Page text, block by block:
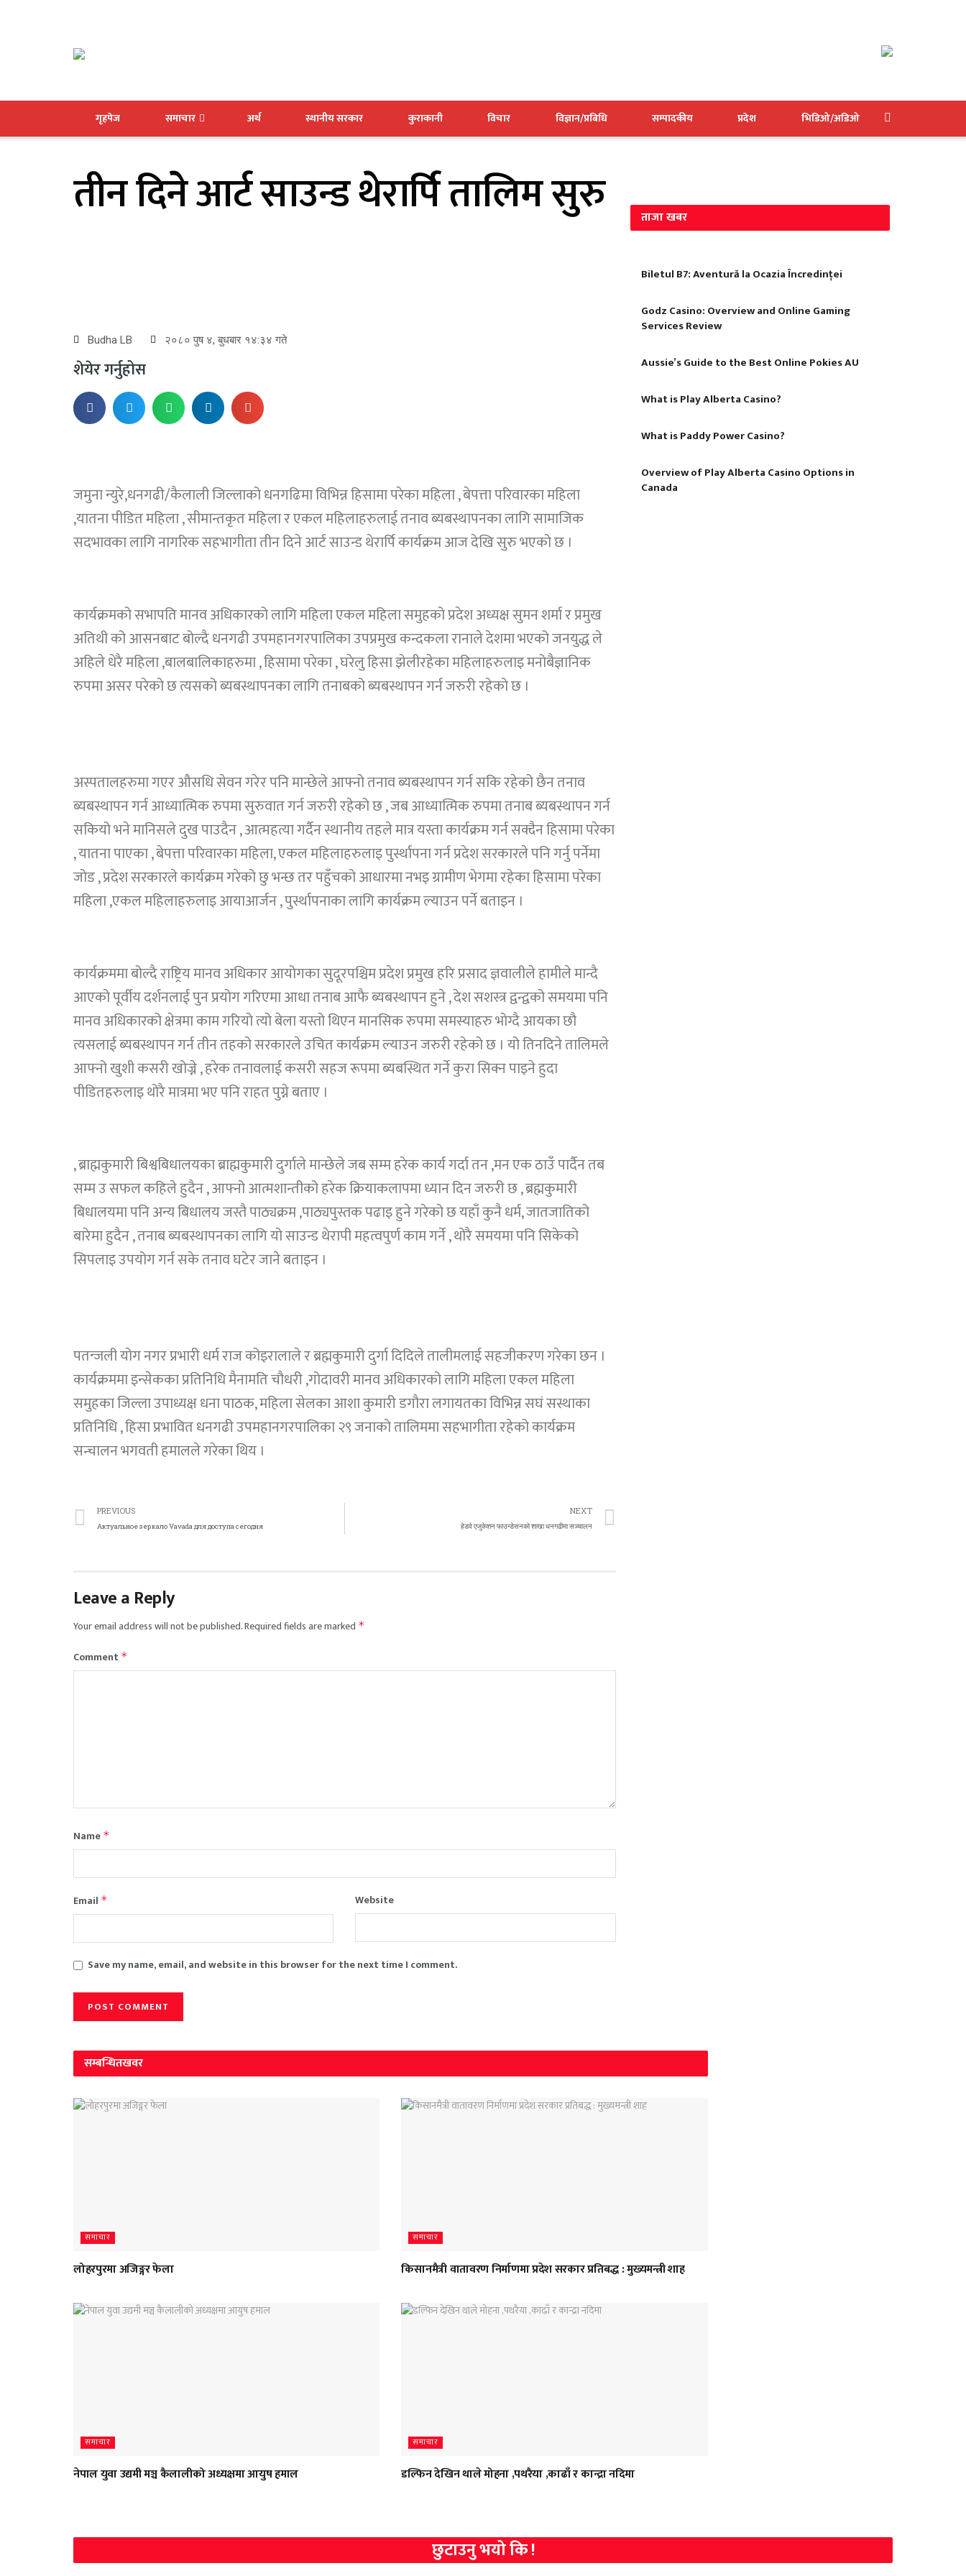
गृहपेज समाचार अर्थ स्थानीय सरकार कुराकानी विचार विज्ञान/प्रबिधि सम्पादकीय प्रदेश भिडिओ/अडिओ
तीन दिने आर्ट साउन्ड थेरार्पि तालिम सुरु
Budha LB २०८० पुष ४, बुधबार १४:३४ गते
शेयेर गर्नुहोस
जमुना न्युरे,धनगढी/कैलाली जिल्लाको धनगढिमा विभिन्न हिसामा परेका महिला , बेपत्ता परिवारका महिला
,यातना पीडित महिला , सीमान्तकृत महिला र एकल महिलाहरुलाई तनाव ब्यबस्थापनका लागि सामाजिक
सदभावका लागि नागरिक सहभागीता तीन दिने आर्ट साउन्ड थेरार्पि कार्यक्रम आज देखि सुरु भएको छ ।
कार्यक्रमको सभापति मानव अधिकारको लागि महिला एकल महिला समुहको प्रदेश अध्यक्ष सुमन शर्मा र प्रमुख
अतिथी को आसनबाट बोल्दै धनगढी उपमहानगरपालिका उपप्रमुख कन्दकला रानाले देशमा भएको जनयुद्ध ले
अहिले धेरै महिला ,बालबालिकाहरुमा , हिसामा परेका , घरेलु हिसा झेलीरहेका महिलाहरुलाइ मनोबैज्ञानिक
रुपमा असर परेको छ त्यसको ब्यबस्थापनका लागि तनाबको ब्यबस्थापन गर्न जरुरी रहेको छ ।
अस्पतालहरुमा गएर औसधि सेवन गरेर पनि मान्छेले आफ्नो तनाव ब्यबस्थापन गर्न सकि रहेको छैन तनाव
ब्यबस्थापन गर्न आध्यात्मिक रुपमा सुरुवात गर्न जरुरी रहेको छ , जब आध्यात्मिक रुपमा तनाब ब्यबस्थापन गर्न
सकियो भने मानिसले दुख पाउदैन , आत्महत्या गर्दैन स्थानीय तहले मात्र यस्ता कार्यक्रम गर्न सक्दैन हिसामा परेका
, यातना पाएका , बेपत्ता परिवारका महिला, एकल महिलाहरुलाइ पुर्स्थापना गर्न प्रदेश सरकारले पनि गर्नु पर्नेमा
जोड , प्रदेश सरकारले कार्यक्रम गरेको छु भन्छ तर पहुँचको आधारमा नभइ ग्रामीण भेगमा रहेका हिसामा परेका
महिला ,एकल महिलाहरुलाइ आयाआर्जन , पुर्स्थापनाका लागि कार्यक्रम ल्याउन पर्ने बताइन ।
कार्यक्रममा बोल्दै राष्ट्रिय मानव अधिकार आयोगका सुदूरपश्चिम प्रदेश प्रमुख हरि प्रसाद ज्ञवालीले हामीले मान्दै
आएको पूर्वीय दर्शनलाई पुन प्रयोग गरिएमा आधा तनाब आफै ब्यबस्थापन हुने , देश सशस्त्र द्वन्द्वको समयमा पनि
मानव अधिकारको क्षेत्रमा काम गरियो त्यो बेला यस्तो थिएन मानसिक रुपमा समस्याहरु भोग्दै आयका छौ
त्यसलाई ब्यबस्थापन गर्न तीन तहको सरकारले उचित कार्यक्रम ल्याउन जरुरी रहेको छ । यो तिनदिने तालिमले
आफ्नो खुशी कसरी खोज्ने , हरेक तनावलाई कसरी सहज रूपमा ब्यबस्थित गर्ने कुरा सिक्न पाइने हुदा
पीडितहरुलाइ थोरै मात्रमा भए पनि राहत पुग्ने बताए ।
, ब्राह्मकुमारी बिश्वबिधालयका ब्राह्मकुमारी दुर्गाले मान्छेले जब सम्म हरेक कार्य गर्दा तन ,मन एक ठाउँ पार्दैन तब
सम्म उ सफल कहिले हुदैन , आफ्नो आत्मशान्तीको हरेक क्रियाकलापमा ध्यान दिन जरुरी छ , ब्रह्मकुमारी
बिधालयमा पनि अन्य बिधालय जस्तै पाठ्यक्रम ,पाठ्यपुस्तक पढाइ हुने गरेको छ यहाँ कुनै धर्म, जातजातिको
बारेमा हुदैन , तनाब ब्यबस्थापनका लागि यो साउन्ड थेरापी महत्वपुर्ण काम गर्ने , थोरै समयमा पनि सिकेको
सिपलाइ उपयोग गर्न सके तनाव घटेर जाने बताइन ।
पतन्जली योग नगर प्रभारी धर्म राज कोइरालाले र ब्रह्मकुमारी दुर्गा दिदिले तालीमलाई सहजीकरण गरेका छन ।
कार्यक्रममा इन्सेकका प्रतिनिधि मैनामति चौधरी ,गोदावरी मानव अधिकारको लागि महिला एकल महिला
समुहका जिल्ला उपाध्यक्ष धना पाठक, महिला सेलका आशा कुमारी डगौरा लगायतका विभिन्न सघं सस्थाका
प्रतिनिधि , हिसा प्रभावित धनगढी उपमहानगरपालिका २९ जनाको तालिममा सहभागीता रहेको कार्यक्रम
सन्चालन भगवती हमालले गरेका थिय ।
PREVIOUS
Актуальное зеркало Vavada для доступа сегодня
NEXT
हेडवे एजुकेशन फाउन्डेसनको शाखा धनगढीमा सञ्चालन
Leave a Reply
Your email address will not be published.Required fields are marked *
Comment *
Name *
Email * Website
Save my name, email, and website in this browser for the next time I comment.
ताजा खबर
Biletul B7: Aventură la Ocazia Încredinței
Godz Casino: Overview and Online Gaming
Services Review
Aussie’s Guide to the Best Online Pokies AU
What is Play Alberta Casino?
What is Paddy Power Casino?
Overview of Play Alberta Casino Options in
Canada
सम्बन्धितखवर
समाचार
लोहरपुरमा अजिङ्गर फेला
समाचार
किसानमैत्री वातावरण निर्माणमा प्रदेश सरकार प्रतिबद्ध : मुख्यमन्त्री शाह
समाचार
नेपाल युवा उद्यमी मञ्च कैलालीको अध्यक्षमा आयुष हमाल
समाचार
डल्फिन देखिन थाले मोहना ,पथरैया ,काढाँ र कान्द्रा नदिमा
छुटाउनु भयो कि !